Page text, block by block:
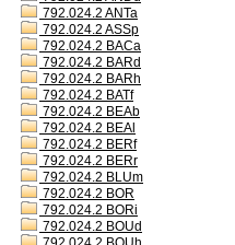
792.024.2 ANTa
792.024.2 ASSp
792.024.2 BACa
792.024.2 BARd
792.024.2 BARh
792.024.2 BATf
792.024.2 BEAb
792.024.2 BEAl
792.024.2 BERf
792.024.2 BERr
792.024.2 BLUm
792.024.2 BOR
792.024.2 BORi
792.024.2 BOUd